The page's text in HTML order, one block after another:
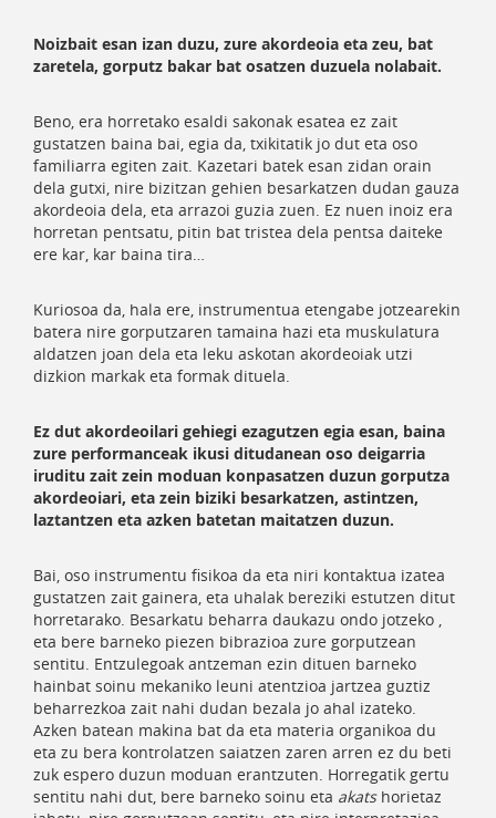
Noizbait esan izan duzu, zure akordeoia eta zeu, bat
zaretela, gorputz bakar bat osatzen duzuela nolabait.
Beno, era horretako esaldi sakonak esatea ez zait
gustatzen baina bai, egia da, txikitatik jo dut eta oso
familiarra egiten zait. Kazetari batek esan zidan orain
dela gutxi, nire bizitzan gehien besarkatzen dudan gauza
akordeoia dela, eta arrazoi guzia zuen. Ez nuen inoiz era
horretan pentsatu, pitin bat tristea dela pentsa daiteke
ere kar, kar baina tira…
Kuriosoa da, hala ere, instrumentua etengabe jotzearekin
batera nire gorputzaren tamaina hazi eta muskulatura
aldatzen joan dela eta leku askotan akordeoiak utzi
dizkion markak eta formak dituela.
Ez dut akordeoilari gehiegi ezagutzen egia esan, baina
zure performanceak ikusi ditudanean oso deigarria
iruditu zait zein moduan konpasatzen duzun gorputza
akordeoiari, eta zein biziki besarkatzen, astintzen,
laztantzen eta azken batetan maitatzen duzun.
Bai, oso instrumentu fisikoa da eta niri kontaktua izatea
gustatzen zait gainera, eta uhalak bereziki estutzen ditut
horretarako. Besarkatu beharra daukazu ondo jotzeko ,
eta bere barneko piezen bibrazioa zure gorputzean
sentitu. Entzulegoak antzeman ezin dituen barneko
hainbat soinu mekaniko leuni atentzioa jartzea guztiz
beharrezkoa zait nahi dudan bezala jo ahal izateko.
Azken batean makina bat da eta materia organikoa du
eta zu bera kontrolatzen saiatzen zaren arren ez du beti
zuk espero duzun moduan erantzuten. Horregatik gertu
sentitu nahi dut, bere barneko soinu eta akatshorietaz